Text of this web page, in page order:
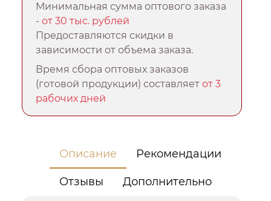
Минимальная сумма оптового заказа
-от 30 тыс. рублей
Предоставляются скидки в
зависимости от объема заказа.
Время сбора оптовых заказов
(готовой продукции) составляетот 3
рабочих дней
Описание Рекомендации
Отзывы Дополнительно